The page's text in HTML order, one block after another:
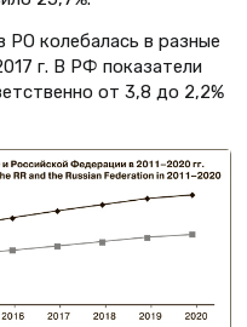
колебалась в разные
г. В РФ показатели
от 3,8 до 2,2%